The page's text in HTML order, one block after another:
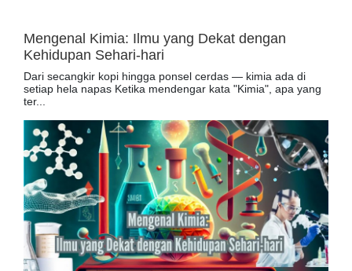
Mengenal Kimia: Ilmu yang Dekat dengan
Kehidupan Sehari-hari
Dari secangkir kopi hingga ponsel cerdas — kimia ada di
setiap hela napas Ketika mendengar kata "Kimia", apa yang
ter...